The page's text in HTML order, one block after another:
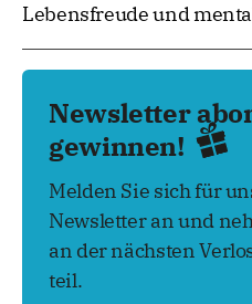
Lebensfreude und
Newsletter
gewinnen!
Melden Sie sich für
Newsletter an und
an der nächsten
teil.